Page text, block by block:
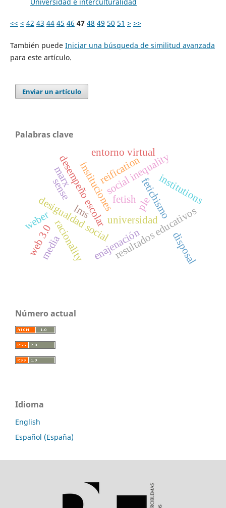
Universidad e interculturalidad
<< < 42 43 44 45 46 47 48 49 50 51 > >>
También puede Iniciar una búsqueda de similitud avanzada
para este artículo.
Enviar un artículo
Palabras clave
universidad
fetichismo
resultados educativos
desempeño escolarsocial inequality
desigualdad social
racionality
weber
institutions
institucionesfetish
disposal
reification
enajenación
marx
media
ple
lms
entorno virtual
web 3.0
sense
Número actual
Idioma
English
Español (España)